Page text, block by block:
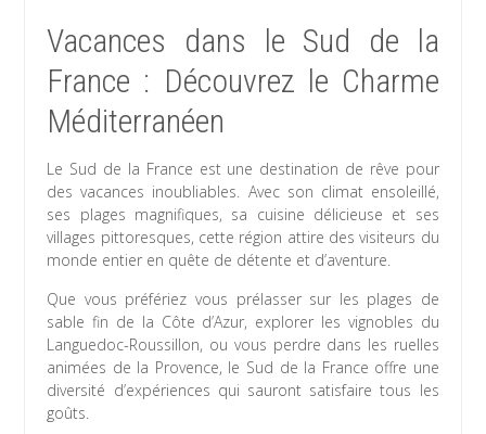
Vacances dans le Sud de la
France : Découvrez le Charme
Méditerranéen
Le Sud de la France est une destination de rêve pour
des vacances inoubliables. Avec son climat ensoleillé,
ses plages magnifiques, sa cuisine délicieuse et ses
villages pittoresques, cette région attire des visiteurs du
monde entier en quête de détente et d’aventure.
Que vous préfériez vous prélasser sur les plages de
sable fin de la Côte d’Azur, explorer les vignobles du
Languedoc-Roussillon, ou vous perdre dans les ruelles
animées de la Provence, le Sud de la France offre une
diversité d’expériences qui sauront satisfaire tous les
goûts.